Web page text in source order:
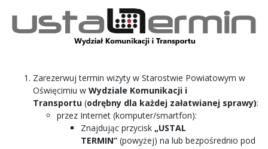
Zarezerwuj termin wizyty w Starostwie Powiatowym w
Oświęcimiu w Wydziale Komunikacji i
Transportu (odrębny dla każdej załatwianej sprawy):
przez Internet (komputer/smartfon):
Znajdując przycisk „USTAL
TERMIN” (powyżej) na lub bezpośrednio pod